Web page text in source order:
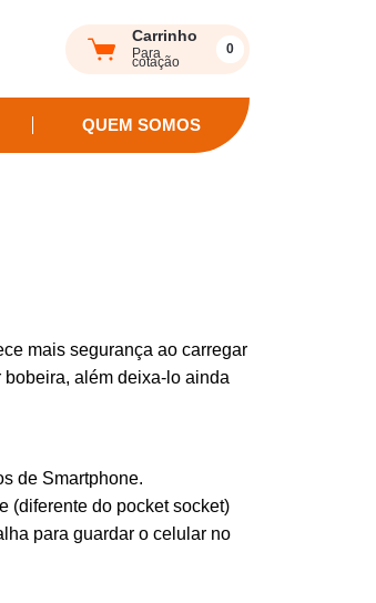
Carrinho
Para
cotação
0
QUEM SOMOS
mais segurança ao carregar
além deixa-lo ainda
de Smartphone.
(diferente do pocket socket)
para guardar o celular no